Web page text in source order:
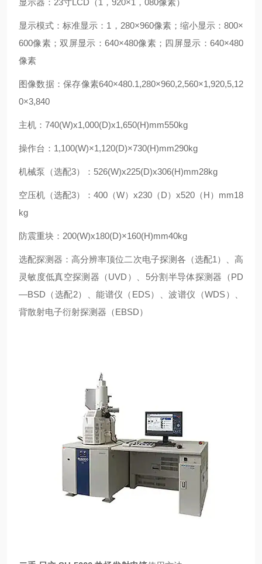
显示器：23寸LCD（1，920×1，080像素）
显示模式：标准显示：1，280×960像素；缩小显示：800×
600像素；双屏显示：640×480像素；四屏显示：640×480
像素
图像数据：保存像素640×480.1,280×960,2,560×1,920,5,12
0×3,840
主机：740(W)x1,000(D)x1,650(H)mm550kg
操作台：1,100(W)×1,120(D)×730(H)mm290kg
机械泵（选配3）：526(W)x225(D)x306(H)mm28kg
空压机（选配3）：400（W）x230（D）x520（H）mm18
kg
防震重块：200(W)x180(D)×160(H)mm40kg
选配探测器：高分辨率顶位二次电子探测各（选配1）、高
灵敏度低真空探测器（UVD）、5分割半导体探测器（PD
—BSD（选配2）、能谱仪（EDS）、波谱仪（WDS）、
背散射电子衍射探测器（EBSD）